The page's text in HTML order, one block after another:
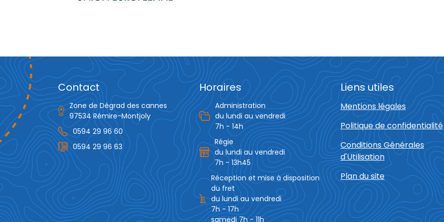
Contact
Zone de Dégrad des cannes
97534 Rémire-Montjoly
0594 29 96 60
0594 29 96 63
Horaires
Administration
du lundi au vendredi
7h - 14h
Régie
du lundi au vendredi
7h - 13h45
Réception et mise à disposition
du fret
du lundi au vendredi
7h - 17h
samedi 7h - 11h
Liens utiles
Mentions légales
Politique de confidentialité
Conditions Générales
d'Utilisation
Plan du site